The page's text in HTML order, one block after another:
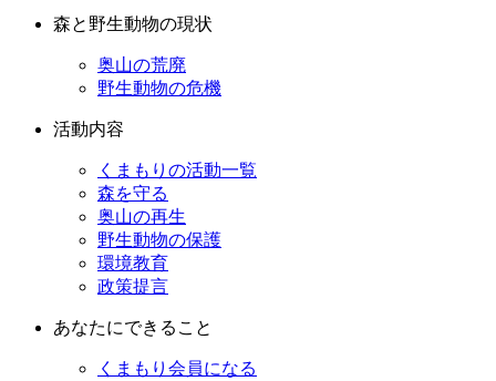
森と野生動物の現状
奥山の荒廃
野生動物の危機
活動内容
くまもりの活動一覧
森を守る
奥山の再生
野生動物の保護
環境教育
政策提言
あなたにできること
くまもり会員になる